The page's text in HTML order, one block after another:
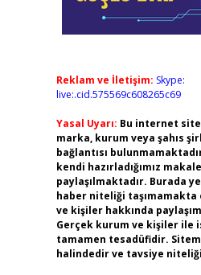
Reklam ve İletişim: Skype:
live:.cid.575569c608265c69
Yasal Uyarı: Bu internet
marka, kurum veya şahıs
bağlantısı
kendi hazırladığımız
paylaşılmaktadır. Burada
haber niteliği taşımamakta
ve kişiler hakkında
Gerçek kurum ve kişiler ile
tamamen tesadüfidir.
halindedir ve tavsiye